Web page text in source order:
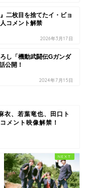
二枚目を捨てたイ・ビョ
コメント解禁
2026年3月17日
し「機動武闘伝Gガンダ
公開！
2024年7月15日
衣、若葉竜也、田口ト
メント映像解禁！